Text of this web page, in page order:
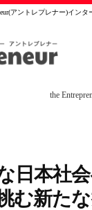
アントレプレナー)インタ
the
日本社
む新た